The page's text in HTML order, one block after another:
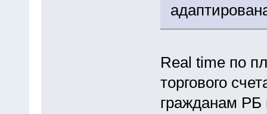
Real time по
торгового
гражданам РБ